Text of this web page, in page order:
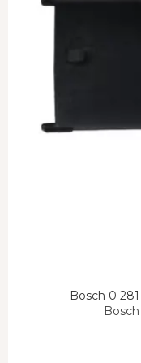
Bosch 0